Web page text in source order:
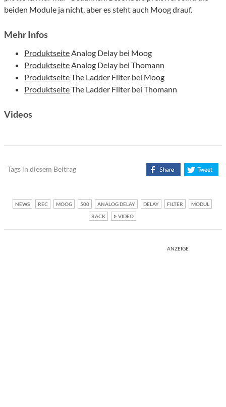
beiden Module ja nicht, aber es steht auch Moog drauf.
Mehr Infos
ProduktseiteAnalog Delay bei Moog
ProduktseiteAnalog Delay bei Thomann
ProduktseiteThe Ladder Filter bei Moog
ProduktseiteThe Ladder Filter bei Thomann
Videos
Tags in diesem Beitrag
NEWS REC MOOG 500 ANALOG DELAY DELAY FILTER
MODUL
RACK
VIDEO
ANZEIGE